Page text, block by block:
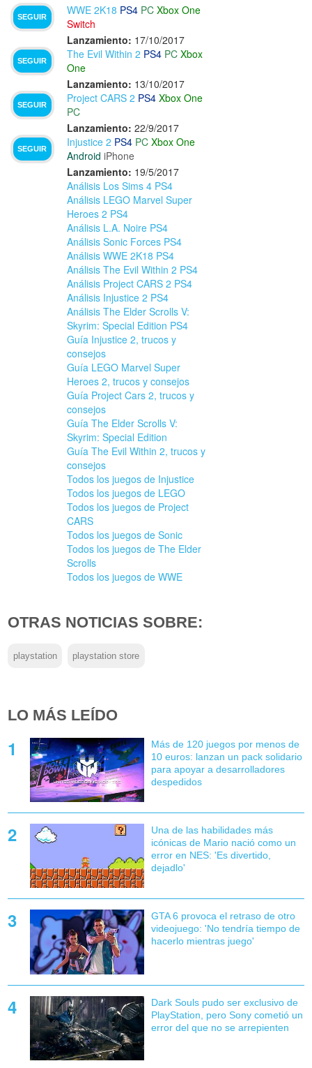
SEGUIR
WWE 2K18 PS4 PC Xbox One
Switch
Lanzamiento: 17/10/2017
SEGUIR
The Evil Within 2 PS4 PC Xbox
One
Lanzamiento: 13/10/2017
SEGUIR
Project CARS 2 PS4 Xbox One
PC
Lanzamiento: 22/9/2017
SEGUIR
Injustice 2 PS4 PC Xbox One
Android iPhone
Lanzamiento: 19/5/2017
Análisis Los Sims 4 PS4
Análisis LEGO Marvel Super
Heroes 2 PS4
Análisis L.A. Noire PS4
Análisis Sonic Forces PS4
Análisis WWE 2K18 PS4
Análisis The Evil Within 2 PS4
Análisis Project CARS 2 PS4
Análisis Injustice 2 PS4
Análisis The Elder Scrolls V:
Skyrim: Special Edition PS4
Guía Injustice 2, trucos y
consejos
Guía LEGO Marvel Super
Heroes 2, trucos y consejos
Guía Project Cars 2, trucos y
consejos
Guía The Elder Scrolls V:
Skyrim: Special Edition
Guía The Evil Within 2, trucos y
consejos
Todos los juegos de Injustice
Todos los juegos de LEGO
Todos los juegos de Project
CARS
Todos los juegos de Sonic
Todos los juegos de The Elder
Scrolls
Todos los juegos de WWE
OTRAS NOTICIAS SOBRE:
playstation playstation store
LO MÁS LEÍDO
Más de 120 juegos por menos de
10 euros: lanzan un pack solidario
para apoyar a desarrolladores
despedidos
Una de las habilidades más
icónicas de Mario nació como un
error en NES: 'Es divertido,
dejadlo'
GTA 6 provoca el retraso de otro
videojuego: 'No tendría tiempo de
hacerlo mientras juego'
Dark Souls pudo ser exclusivo de
PlayStation, pero Sony cometió un
error del que no se arrepienten